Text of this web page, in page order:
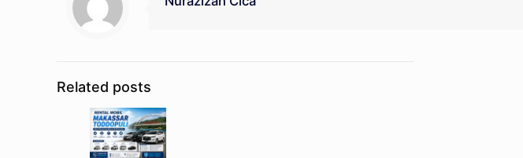
Related posts